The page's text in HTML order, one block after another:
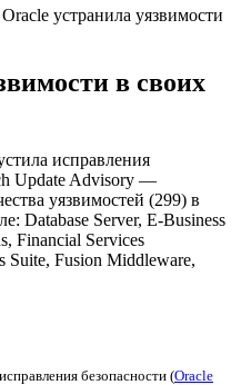
Oracle устранила уязвимости
в своих
исправления
Update Advisory —
уязвимостей (299) в
Database Server, E-Business
Financial Services
Suite, Fusion Middleware,
безопасности (Oracle